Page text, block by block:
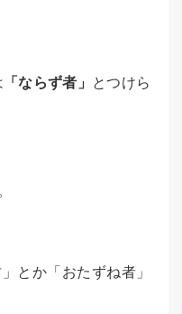
「ならず者」
とつけら
とか「おたずね者」